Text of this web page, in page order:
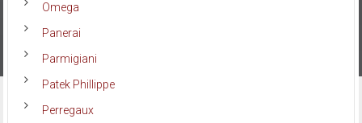
Omega
Panerai
Parmigiani
Patek Phillippe
Perregaux